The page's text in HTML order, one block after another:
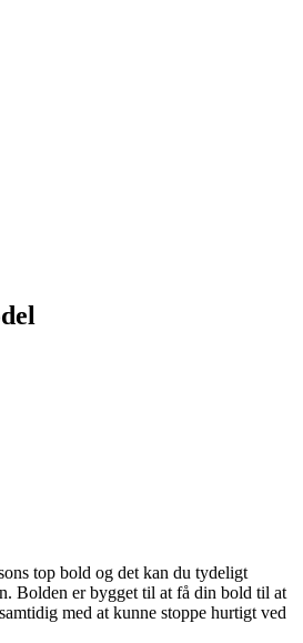
top bold og det kan du tydeligt
Bolden er bygget til at få din bold til at
med at kunne stoppe hurtigt ved